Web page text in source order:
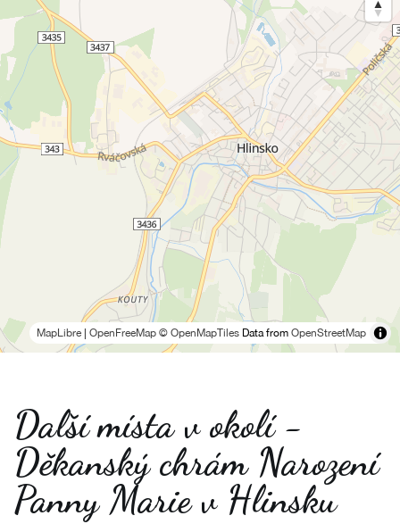
MapLibre OpenFreeMap © OpenMapTiles Data from OpenStreetMap
Další místa v okolí -
Děkanský chrám Narození
Panny Marie v Hlinsku